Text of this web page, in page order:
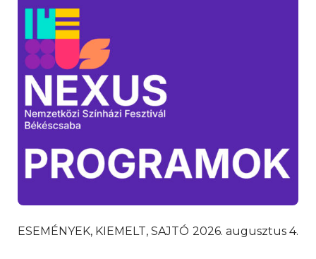
ESEMÉNYEK, KIEMELT, SAJTÓ 2026. augusztus 4.